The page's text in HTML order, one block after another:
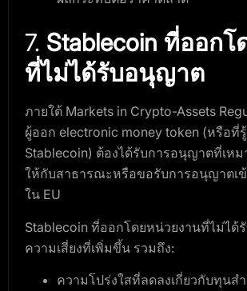
7. Stablecoin ที่ออกโ
ที่ไม่ได้รับอนุญาต
ภายใต้ Markets in Crypto-Assets
ผู้ออก electronic money token (หรือที่
Stablecoin) ต้องได้รับการอนุญาตที่เห
ให้กับสาธารณะหรือขอรับการอนุญาตเ
ใน EU
Stablecoin ที่ออกโดยหน่วยงานที่ไม่ได้
ความเสี่ยงที่เพิ่มขึ้น รวมถึง:
ความโปร่งใสที่ลดลงเกี่ยวกับทุนส